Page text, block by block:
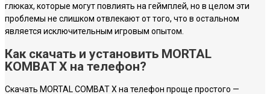
глюках, которые могут повлиять на геймплей, но в целом эти
проблемы не слишком отвлекают от того, что в остальном
является исключительным игровым опытом.
Как скачать и установить MORTAL
KOMBAT X на телефон?
Скачать MORTAL COMBAT X на телефон проще простого —